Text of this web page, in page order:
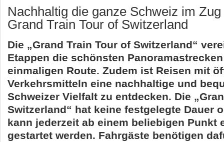
Nachhaltig die ganze Schweiz im Zug
Grand Train Tour of Switzerland
Die „Grand Train Tour of Switzerland“
Etappen die schönsten
einmaligen Route. Zudem ist Reisen mit
Verkehrsmitteln eine nachhaltige und
Schweizer Vielfalt zu entdecken. Die
Switzerland“ hat keine festgelegte Dauer
kann jederzeit ab einem beliebigen Punkt
gestartet werden. Fahrgäste benötigen